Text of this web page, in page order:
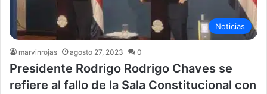
Noticias
marvinrojas agosto 27, 2023 0
Presidente Rodrigo Rodrigo Chaves se
refiere al fallo de la Sala Constitucional con